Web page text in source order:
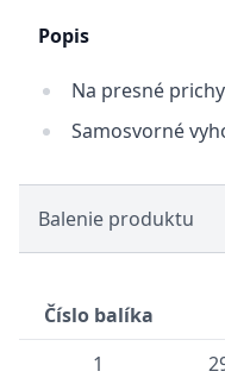
Popis
Na presné
Samosvorné
Balenie produktu
Číslo balíka
1